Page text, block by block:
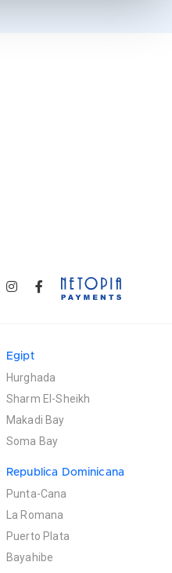
Egipt
Hurghada
Sharm El-Sheikh
Makadi Bay
Soma Bay
Republica Dominicana
Punta-Cana
La Romana
Puerto Plata
Bayahibe